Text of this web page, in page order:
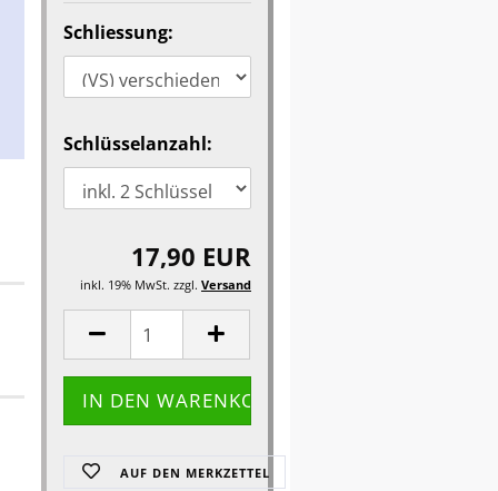
Schliessung:
Schlüsselanzahl:
17,90 EUR
inkl. 19% MwSt. zzgl. Versand
AUF DEN MERKZETTEL